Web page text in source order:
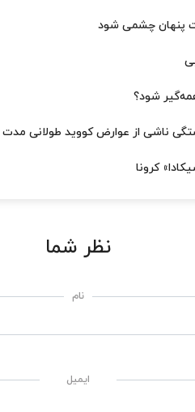
پنهان چشمی شود
ناشی از عوارض کووید طولانی مدت
کرونا
نظر شما
نام
ایمیل